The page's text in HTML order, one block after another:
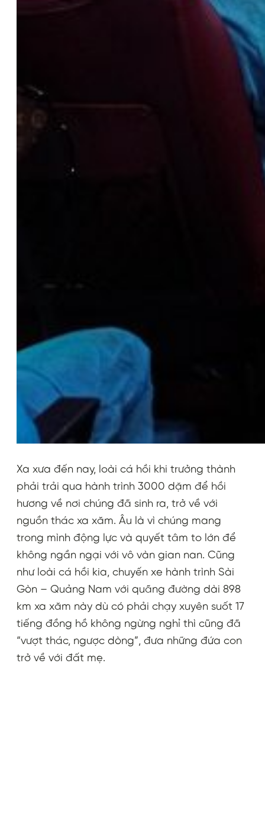
Xa xưa đến nay, loài cá hồi khi trưởng thành
phải trải qua hành trình 3000 dặm để hồi
hương về nơi chúng đã sinh ra, trở về với
nguồn thác xa xăm. Âu là vì chúng mang
trong mình động lực và quyết tâm to lớn để
không ngần ngại với vô vàn gian nan. Cũng
như loài cá hồi kia, chuyến xe hành trình Sài
Gòn – Quảng Nam với quãng đường dài 898
km xa xăm này dù có phải chạy xuyên suốt 17
tiếng đồng hồ không ngừng nghỉ thì cũng đã
“vượt thác, ngược dòng”, đưa những đứa con
trở về với đất mẹ.